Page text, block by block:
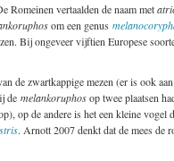
Romeinen vertaalden de naam met
om een genus
Bij ongeveer vijftien Europese
de zwartkappige mezen (er is ook
de melankoruphosop twee plaatsen
op de andere is het een kleine vogel
. Arnott 2007 denkt dat de mees de